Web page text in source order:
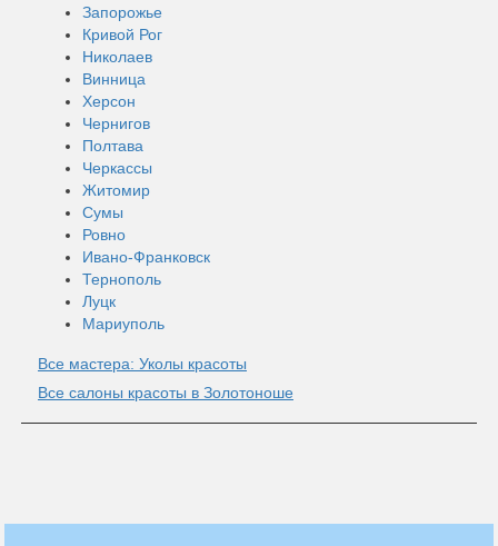
Запорожье
Кривой Рог
Николаев
Винница
Херсон
Чернигов
Полтава
Черкассы
Житомир
Сумы
Ровно
Ивано-Франковск
Тернополь
Луцк
Мариуполь
Все мастера: Уколы красоты
Все салоны красоты в Золотоноше